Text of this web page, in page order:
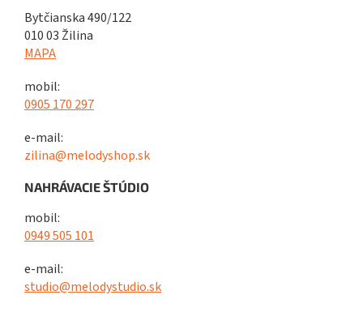
Bytčianska 490/122
010 03 Žilina
MAPA
mobil:
0905 170 297
e-mail:
zilina@melodyshop.sk
NAHRÁVACIE ŠTÚDIO
mobil:
0949 505 101
e-mail:
studio@melodystudio.sk